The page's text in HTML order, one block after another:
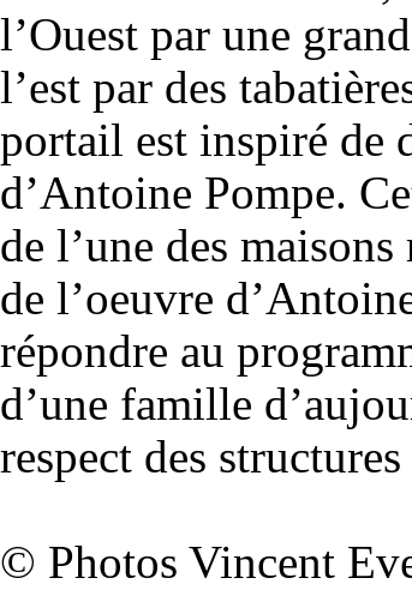
l’Ouest par une
l’est par des
portail est inspiré de
d’Antoine Pompe.
de l’une des
de l’oeuvre
répondre au
d’une famille
respect des
© Photos Vincent